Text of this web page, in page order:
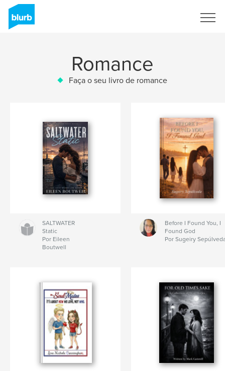
Romance
Faça o seu livro de romance
SALTWATER
Static
Por Eileen
Boutwell
Before I Found You, I
Found God
Por Sugeiry